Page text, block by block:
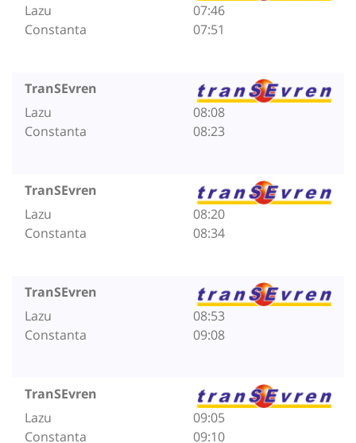
Lazu
Constanta
07:46
07:51
TranSEvren
Lazu
Constanta
08:08
08:23
TranSEvren
Lazu
Constanta
08:20
08:34
TranSEvren
Lazu
Constanta
08:53
09:08
TranSEvren
Lazu
Constanta
09:05
09:10